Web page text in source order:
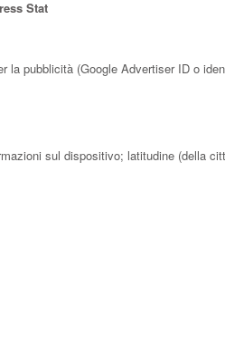
Stat
pubblicità (Google Advertiser ID o
sul dispositivo; latitudine (della